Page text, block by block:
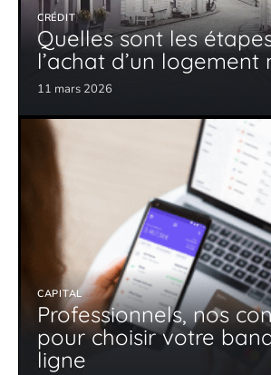
CRÉDIT
Quelles sont les
l’achat d’un logement
11 mars 2026
CAPITAL
Professionnels, nos
pour choisir votre
ligne